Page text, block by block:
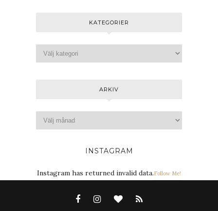
KATEGORIER
ARKIV
INSTAGRAM
Instagram has returned invalid data.Follow Me!